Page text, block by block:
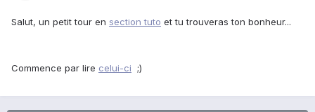
Salut, un petit tour en section tuto et tu trouveras ton bonheur...
Commence par lire celui-ci ;)